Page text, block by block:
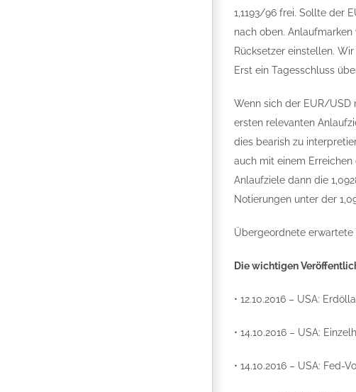
1,1193/96 frei. Sollte der
nach oben.
Rücksetzer einstellen.
Erst ein Tagesschluss
Wenn sich der EUR/USD
ersten relevanten
dies bearish zu
auch mit einem
Anlaufziele dann die
Notierungen unter der
Übergeordnete erwartete
Die wichtigen
• 12.10.2016 – USA:
• 14.10.2016 – USA:
• 14.10.2016 – USA: Fed-